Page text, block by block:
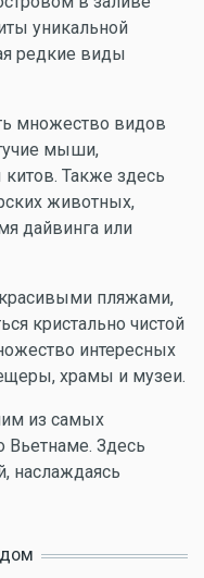
уникальной
редкие виды
множество видов
мыши,
Также здесь
животных,
дайвинга или
пляжами,
кристально чистой
интересных
храмы и музеи.
из самых
Вьетнаме. Здесь
наслаждаясь